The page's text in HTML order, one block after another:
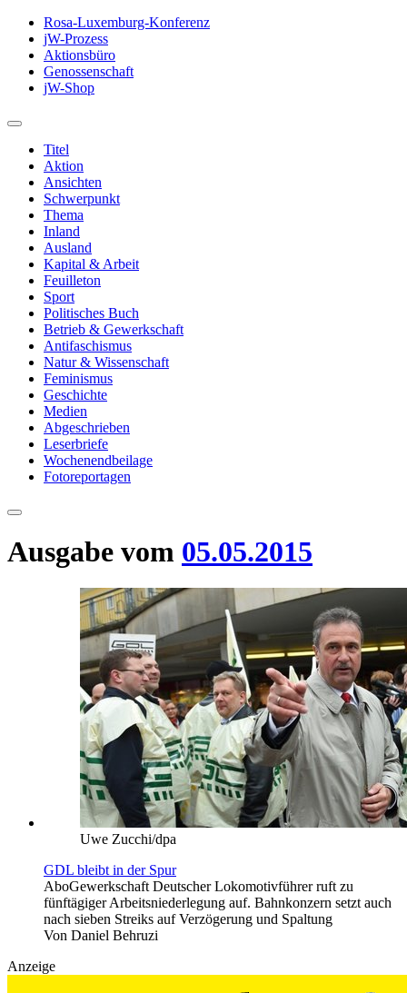
Rosa-Luxemburg-Konferenz
jW-Prozess
Aktionsbüro
Genossenschaft
jW-Shop
Titel
Aktion
Ansichten
Schwerpunkt
Thema
Inland
Ausland
Kapital & Arbeit
Feuilleton
Sport
Politisches Buch
Betrieb & Gewerkschaft
Antifaschismus
Natur & Wissenschaft
Feminismus
Geschichte
Medien
Abgeschrieben
Leserbriefe
Wochenendbeilage
Fotoreportagen
Ausgabe vom 05.05.2015
Uwe Zucchi/dpa
GDL bleibt in der Spur
AboGewerkschaft Deutscher Lokomotivführer ruft zu
fünftägiger Arbeitsniederlegung auf. Bahnkonzern setzt auch
nach sieben Streiks auf Verzögerung und Spaltung
Von Daniel Behruzi
Anzeige